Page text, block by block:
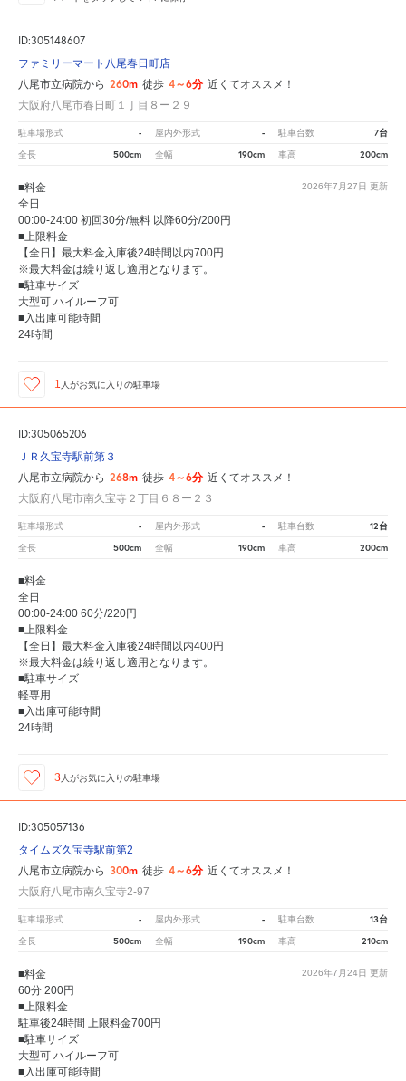
ID:305148607
ファミリーマート八尾春日町店
八尾市立病院から 260m 徒歩 4～6分 近くてオススメ！
大阪府八尾市春日町１丁目８ー２９
駐車場形式 - 屋内外形式 - 駐車台数 7台
全長 500cm 全幅 190cm 車高 200cm
2026年7月27日 更新
■料金
全日
00:00-24:00 初回30分/無料 以降60分/200円
■上限料金
【全日】最大料金入庫後24時間以内700円
※最大料金は繰り返し適用となります。
■駐車サイズ
大型可 ハイルーフ可
■入出庫可能時間
24時間
1 人がお気に入りの駐車場
ID:305065206
ＪＲ久宝寺駅前第３
八尾市立病院から 268m 徒歩 4～6分 近くてオススメ！
大阪府八尾市南久宝寺２丁目６８ー２３
駐車場形式 - 屋内外形式 - 駐車台数 12台
全長 500cm 全幅 190cm 車高 200cm
■料金
全日
00:00-24:00 60分/220円
■上限料金
【全日】最大料金入庫後24時間以内400円
※最大料金は繰り返し適用となります。
■駐車サイズ
軽専用
■入出庫可能時間
24時間
3人がお気に入りの駐車場
ID:305057136
タイムズ久宝寺駅前第2
八尾市立病院から 300m 徒歩 4～6分 近くてオススメ！
大阪府八尾市南久宝寺2-97
駐車場形式 - 屋内外形式 - 駐車台数 13台
全長 500cm 全幅 190cm 車高 210cm
2026年7月24日 更新
■料金
60分 200円
■上限料金
駐車後24時間 上限料金700円
■駐車サイズ
大型可 ハイルーフ可
■入出庫可能時間